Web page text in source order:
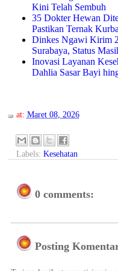
Kini Telah Sembuh
35 Dokter Hewan
Pastikan Ternak
Dinkes Ngawi Kirim
Surabaya, Status
Inovasi Layanan
Dahlia Sasar Bayi
at: Maret 08, 2026
Labels: Kesehatan
0 comments:
Posting